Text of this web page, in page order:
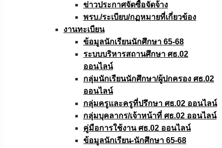
ข่าวประกาศจัดซื้อจัดจ้าง
พรบ./ระเบียบ/กฏหมายที่เกี่ยวข้อง
งานทะเบียน
ข้อมูลนักเรียนนักศึกษา 65-68
ระบบบริหารสถานศึกษา ศธ.02
ออนไลน์
กลุ่มนักเรียนนักศึกษา/ผู้ปกครอง ศธ.02
ออนไลน์
กลุ่มครูและครูที่ปรึกษา ศธ.02 ออนไลน์
กลุ่มบุคลากร/เจ้าหน้าที่ ศธ.02 ออนไลน์
คู่มือการใช้งาน ศธ.02 ออนไลน์
ข้อมูลนักเรียน-นักศึกษา 65-68